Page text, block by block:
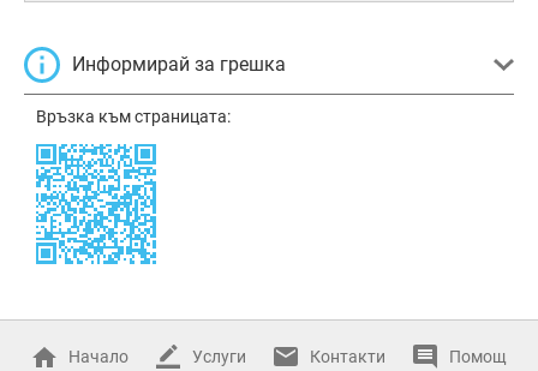
Информирай за грешка
Връзка към страницата:
Начало Услуги Контакти Помощ